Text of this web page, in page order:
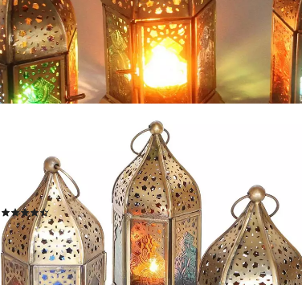
Casa Moro Windlicht Orientalisches Windlicht Nael Multi
3er Set bunt mit Reliefglas (Set, Dekoration in Minarette
Form Wohn Deko), Ramadan Kerzenhalter Glas
Teelichthalter WDL1030
(17)
22,90 € UVP39,90 €
(7,63 €/ 1 Stk)
-43%
lieferbar - in 2-3 Werktagen bei dir